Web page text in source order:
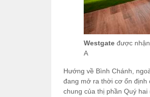
Westgateđược nhận
A
Hướng về Bình Chánh,
đang mở ra thời cơ ổn định
chung của thị phần Quý